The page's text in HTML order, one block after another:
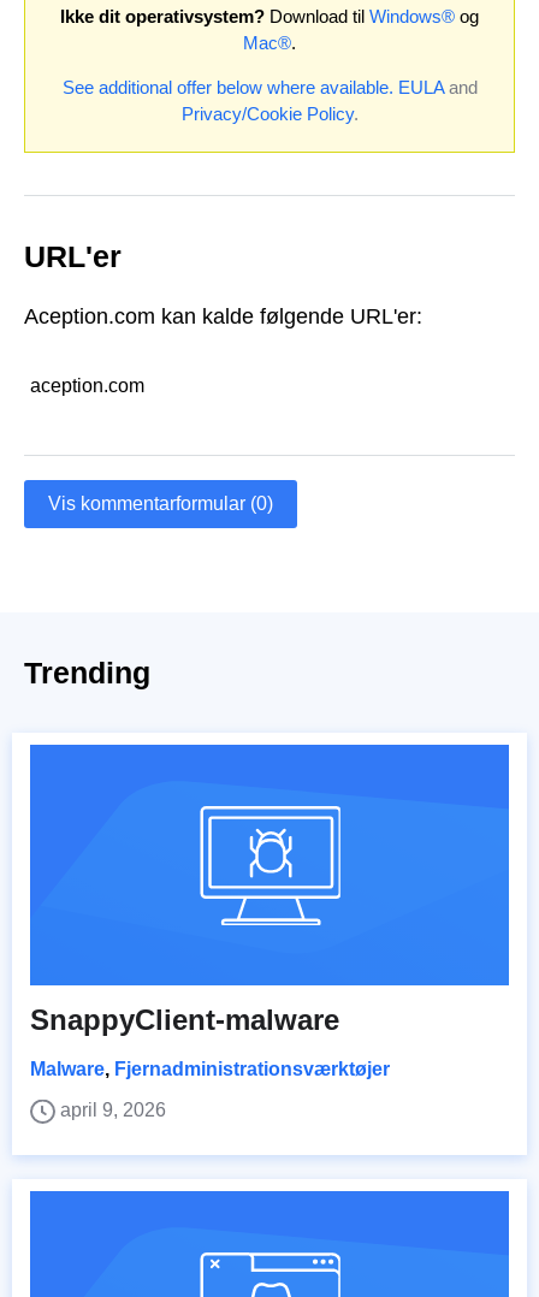
Ikke dit operativsystem? Download til Windows® og
Mac®.
See additional offer below where available. EULAand
Privacy/Cookie Policy.
URL'er
Aception.com kan kalde følgende URL'er:
aception.com
Vis kommentarformular (0)
Trending
SnappyClient-malware
Malware, Fjernadministrationsværktøjer
april 9, 2026